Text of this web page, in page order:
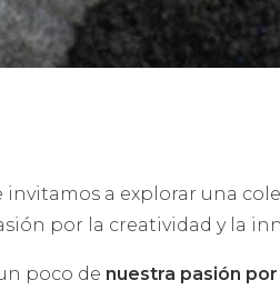
invitamos a explorar una
por la creatividad y la
poco de nuestra pasión